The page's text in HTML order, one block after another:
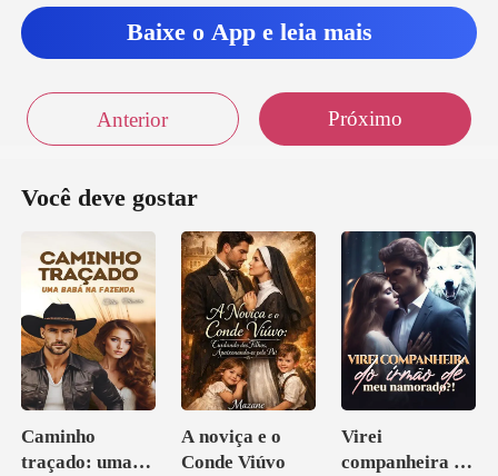
Baixe o App e leia mais
Anterior Próximo
Você deve gostar
Caminho
traçado: uma
A noviça e o
Conde Viúvo
Virei
companheira do